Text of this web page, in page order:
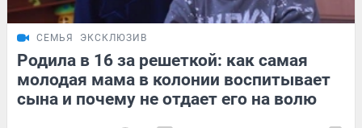
СЕМЬЯ ЭКСКЛЮЗИВ
Родила в 16 за решеткой: как самая
молодая мама в колонии воспитывает
сына и почему не отдает его на волю